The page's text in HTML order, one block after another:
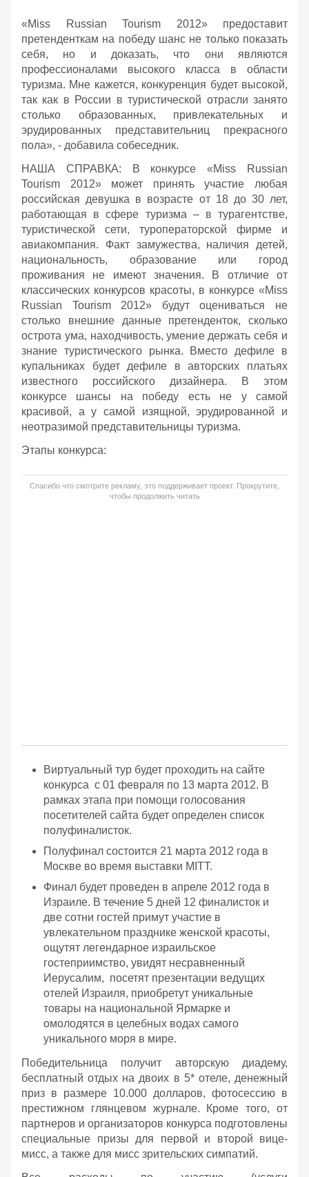
«Miss Russian Tourism 2012» предоставит
претенденткам на победу шанс не только показать
себя, но и доказать, что они являются
профессионалами высокого класса в области
туризма. Мне кажется, конкуренция будет высокой,
так как в России в туристической отрасли занято
столько образованных, привлекательных и
эрудированных представительниц прекрасного
пола», - добавила собеседник.
НАША СПРАВКА: В конкурсе «Miss Russian
Tourism 2012» может принять участие любая
российская девушка в возрасте от 18 до 30 лет,
работающая в сфере туризма – в турагентстве,
туристической сети, туроператорской фирме и
авиакомпания. Факт замужества, наличия детей,
национальность, образование или город
проживания не имеют значения. В отличие от
классических конкурсов красоты, в конкурсе «Miss
Russian Tourism 2012» будут оцениваться не
столько внешние данные претенденток, сколько
острота ума, находчивость, умение держать себя и
знание туристического рынка. Вместо дефиле в
купальниках будет дефиле в авторских платьях
известного российского дизайнера. В этом
конкурсе шансы на победу есть не у самой
красивой, а у самой изящной, эрудированной и
неотразимой представительницы туризма.
Этапы конкурса:
Спасибо что смотрите рекламу, это поддерживает проект. Прокрутите,
чтобы продолжить читать
Виртуальный тур будет проходить на сайте
конкурса с 01 февраля по 13 марта 2012. В
рамках этапа при помощи голосования
посетителей сайта будет определен список
полуфиналисток.
Полуфинал состоится 21 марта 2012 года в
Москве во время выставки MITT.
Финал будет проведен в апреле 2012 года в
Израиле. В течение 5 дней 12 финалисток и
две сотни гостей примут участие в
увлекательном празднике женской красоты,
ощутят легендарное израильское
гостеприимство, увидят несравненный
Иерусалим, посетят презентации ведущих
отелей Израиля, приобретут уникальные
товары на национальной Ярмарке и
омолодятся в целебных водах самого
уникального моря в мире.
Победительница получит авторскую диадему,
бесплатный отдых на двоих в 5* отеле, денежный
приз в размере 10.000 долларов, фотосессию в
престижном глянцевом журнале. Кроме того, от
партнеров и организаторов конкурса подготовлены
специальные призы для первой и второй вице-
мисс, а также для мисс зрительских симпатий.